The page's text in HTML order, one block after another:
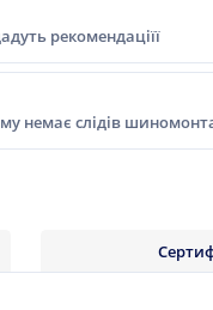
рекомендаціїї
немає слідів